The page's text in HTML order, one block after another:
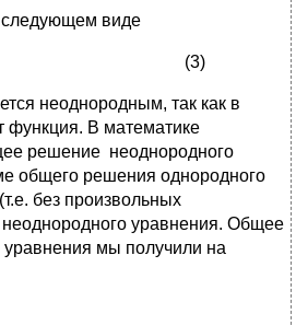
виде
неоднородным, так как в
функция. В математике
решение неоднородного
общего решения однородного
без произвольных
уравнения. Общее
мы получили на